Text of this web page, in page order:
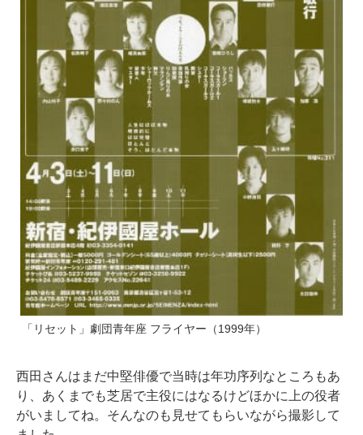
「リセット」劇団青年座 フライヤー（1999年）
西田さんはまだ中堅俳優で当時は年功序列なところもあ
り、あくまでも芝居で主役にはなるけどほかに上の役者
がいましてね。そんなのも見せてもらいながら撮影して